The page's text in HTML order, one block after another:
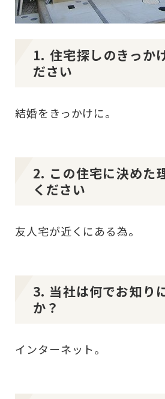
1. 住宅探しのきっか
ださい
結婚をきっかけに。
2. この住宅に決めた
ください
友人宅が近くにある為。
3. 当社は何でお知り
か？
インターネット。